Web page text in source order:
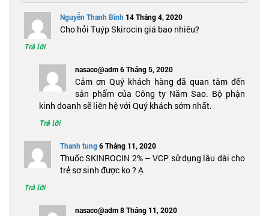
Nguyễn Thanh Bình 14 Tháng 4, 2020
Cho hỏi Tuýp Skirocin giá bao nhiêu?
Trả lời
nasaco@adm 6 Tháng 5, 2020
Cảm ơn Quý khách hàng đã quan tâm đến
sản phẩm của Công ty Năm Sao. Bộ phận
kinh doanh sẽ liên hệ với Quý khách sớm nhất.
Trả lời
Thanh tung 6 Tháng 11, 2020
Thuốc SKINROCIN 2% – VCP sử dụng lâu dài cho
trẻ sơ sinh được ko ? Ạ
Trả lời
nasaco@adm 8 Tháng 11, 2020